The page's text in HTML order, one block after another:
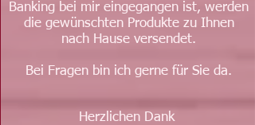
Banking bei mir eingegangen ist, werden
die gewünschten Produkte zu Ihnen
nach Hause versendet.
Bei Fragen bin ich gerne für Sie da.
Herzlichen Dank